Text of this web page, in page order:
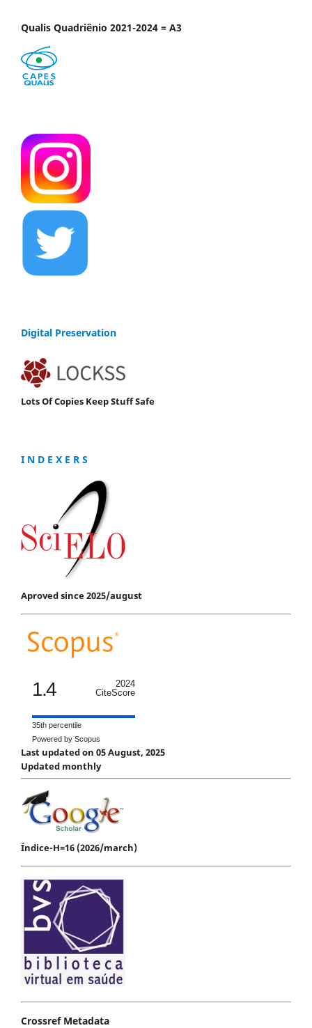
Qualis Quadriênio 2021-2024 = A3
Digital Preservation
Lots Of Copies Keep Stuff Safe
I N D E X E R S
Aproved since 2025/august
1.4
2024
CiteScore
35th percentile
Powered by Scopus
Last updated on 05 August, 2025
Updated monthly
Índice-H=16 (2026/march)
Crossref Metadata